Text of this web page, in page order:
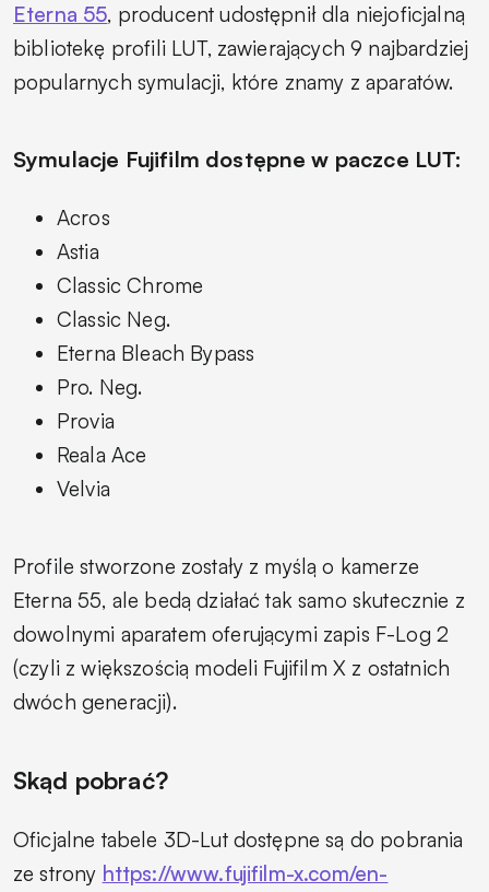
Eterna 55, producent udostępnił dla niejoficjalną
bibliotekę profili LUT, zawierających 9 najbardziej
popularnych symulacji, które znamy z aparatów.
Symulacje Fujifilm dostępne w paczce LUT:
Acros
Astia
Classic Chrome
Classic Neg.
Eterna Bleach Bypass
Pro. Neg.
Provia
Reala Ace
Velvia
Profile stworzone zostały z myślą o kamerze
Eterna 55, ale bedą działać tak samo skutecznie z
dowolnymi aparatem oferującymi zapis F-Log 2
(czyli z większością modeli Fujifilm X z ostatnich
dwóch generacji).
Skąd pobrać?
Oficjalne tabele 3D-Lut dostępne są do pobrania
ze strony https://www.fujifilm-x.com/en-